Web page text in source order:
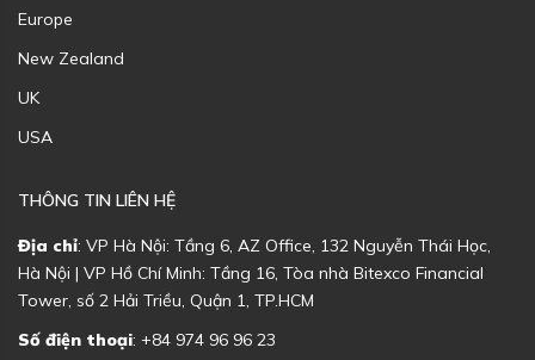
Europe
New Zealand
UK
USA
THÔNG TIN LIÊN HỆ
Địa chỉ: VP Hà Nội: Tầng 6, AZ Office, 132 Nguyễn Thái Học,
Hà Nội | VP Hồ Chí Minh: Tầng 16, Tòa nhà Bitexco Financial
Tower, số 2 Hải Triều, Quận 1, TP.HCM
Số điện thoại: +84 974 96 96 23